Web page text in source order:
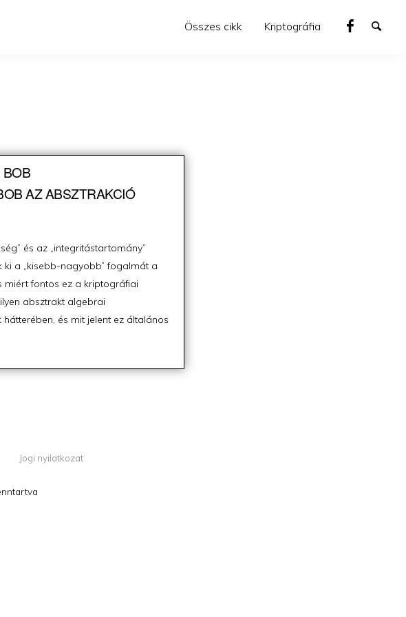
Összes cikk Kriptográfia
BOB
AZ ABSZTRAKCIÓ
és az „integritástartomány”
a „kisebb-nagyobb” fogalmát a
miért fontos ez a kriptográfiai
absztrakt algebrai
és mit jelent ez általános
Jogi nyilatkozat